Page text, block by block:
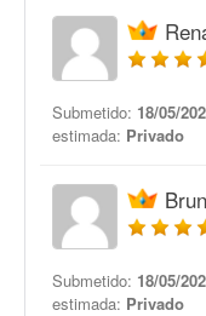
Submetido: 18/05/
estimada: Privado
Submetido: 18/05/
estimada: Privado